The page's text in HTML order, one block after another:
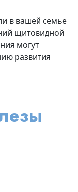
в вашей семье
щитовидной
могут
развития